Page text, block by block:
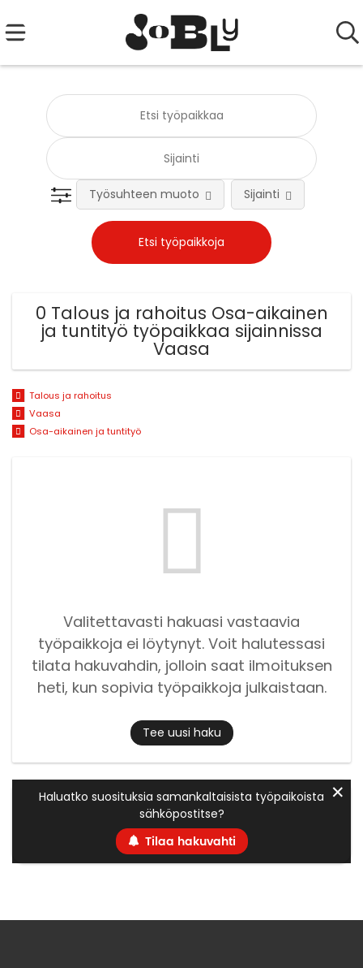
Työsuhteen muoto Sijainti
0 Talous ja rahoitus Osa-aikainen
ja tuntityö työpaikkaa sijainnissa
Vaasa
Talous ja rahoitus
Vaasa
Osa-aikainen ja tuntityö
Valitettavasti hakuasi vastaavia
työpaikkoja ei löytynyt. Voit halutessasi
tilata hakuvahdin, jolloin saat ilmoituksen
heti, kun sopivia työpaikkoja julkaistaan.
Tee uusi haku
Haluatko suosituksia samankaltaisista työpaikoista
sähköpostitse?
Tilaa hakuvahti
✕